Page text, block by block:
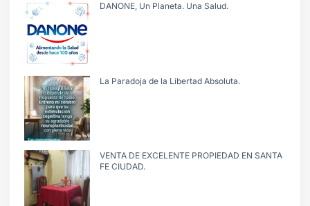
DANONE, Un Planeta. Una Salud.
La Paradoja de la Libertad Absoluta.
VENTA DE EXCELENTE PROPIEDAD EN SANTA
FE CIUDAD.